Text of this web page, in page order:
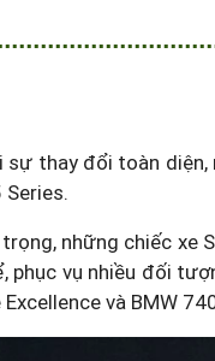
thay đổi toàn
Series.
những chiếc xe
phục vụ nhiều đối
và BMW